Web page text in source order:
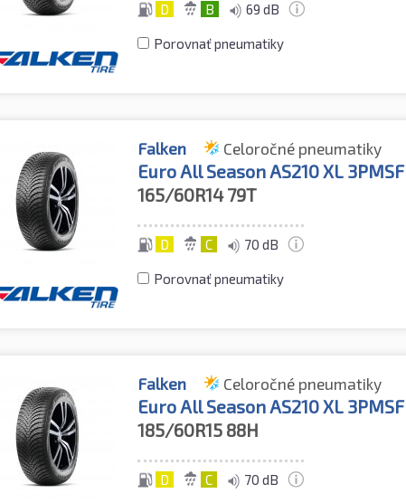
D B 69 dB
Porovnať pneumatiky
Falken Celoročné pneumatiky
Euro All Season AS210 XL 3PMSF
165/60R1479T
D C 70 dB
Porovnať pneumatiky
Falken Celoročné pneumatiky
Euro All Season AS210 XL 3PMSF
185/60R15 88H
D C 70 dB